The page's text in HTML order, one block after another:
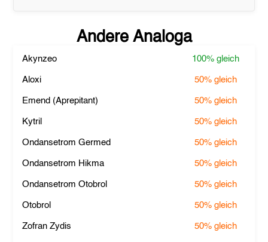
Andere Analoga
Akynzeo 100% gleich
Aloxi 50% gleich
Emend (Aprepitant) 50% gleich
Kytril 50% gleich
Ondansetrom Germed 50% gleich
Ondansetrom Hikma 50% gleich
Ondansetrom Otobrol 50% gleich
Otobrol 50% gleich
Zofran Zydis 50% gleich